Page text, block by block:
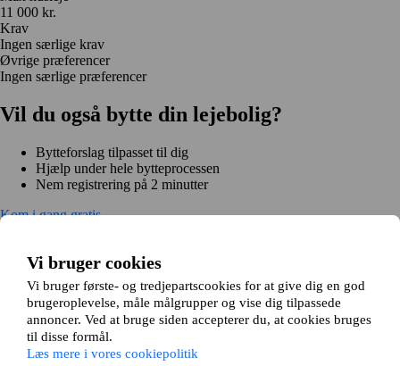
Vi bruger cookies
Vi bruger første- og tredjepartscookies for at give dig en god
brugeroplevelse, måle målgrupper og vise dig tilpassede
annoncer. Ved at bruge siden accepterer du, at cookies bruges
til disse formål.
Læs mere i vores cookiepolitik
11 000 kr.
Krav
Ingen særlige krav
Øvrige præferencer
Ingen særlige præferencer
Vil du også bytte din lejebolig?
Bytteforslag tilpasset til dig
Hjælp under hele bytteprocessen
Nem registrering på 2 minutter
Kom i gang gratis
Læs mere
Nyheder og tips
Om Hjembytte.dk
Om osGenerelle vilkår og betingelser Behandling af
personoplysninger CookiepolitikSitemap
Kundeservice
Hjælp